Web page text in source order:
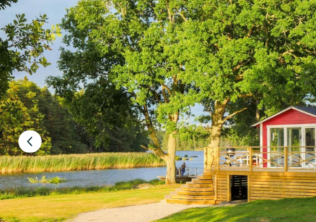
Föregående
bild